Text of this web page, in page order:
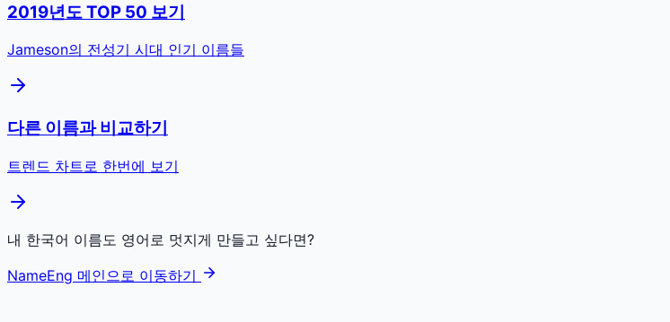
2019년도 TOP 50 보기
Jameson의 전성기 시대 인기 이름들
다른 이름과 비교하기
트렌드 차트로 한번에 보기
내 한국어 이름도 영어로 멋지게 만들고 싶다면?
NameEng 메인으로 이동하기